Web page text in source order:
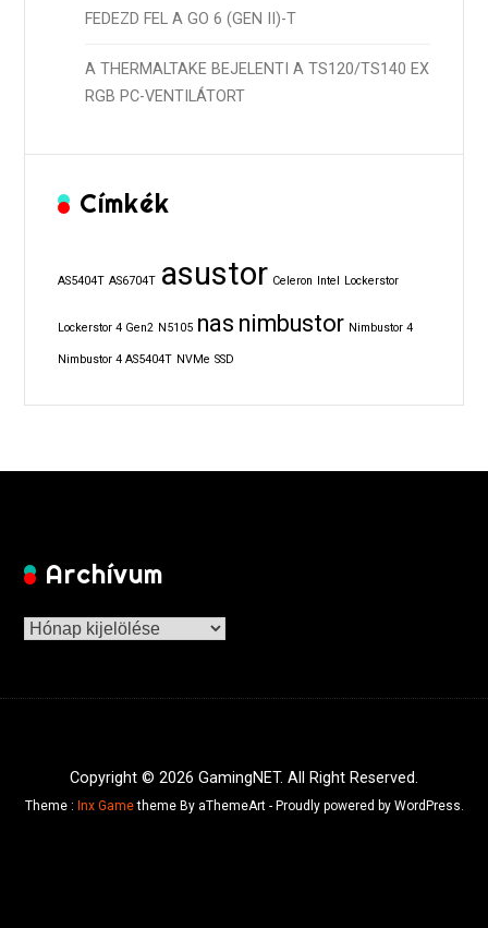
FEDEZD FEL A GO 6 (GEN II)-T
A THERMALTAKE BEJELENTI A TS120/TS140 EX
RGB PC-VENTILÁTORT
Címkék
AS5404T AS6704T asustor Celeron Intel Lockerstor
Lockerstor 4 Gen2 N5105 nas nimbustor Nimbustor 4
Nimbustor 4 AS5404T NVMe SSD
Archívum
Archívum
Copyright © 2026 GamingNET. All Right Reserved.
Theme : Inx Gametheme By aThemeArt - Proudly powered by WordPress.